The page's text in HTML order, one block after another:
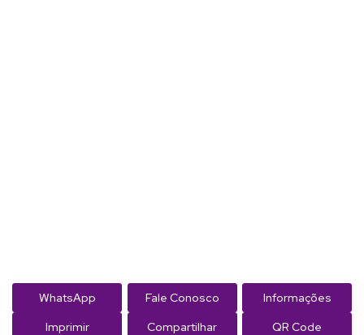
WhatsApp Fale Conosco
Informações
Imprimir
Compartilhar QR Code